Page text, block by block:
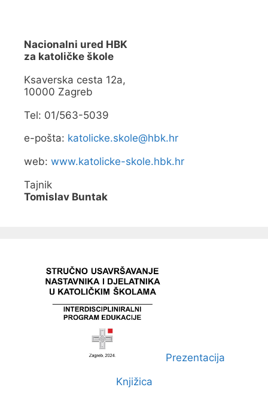
r
u
)
o
v
o
m
r
o
z
r
u
Nacionalni ured HBK
za katoličke škole
Ksaverska cesta 12a,
10000 Zagreb
Tel: 01/563-5039
e-pošta: katolicke.skole@hbk.hr
web: www.katolicke-skole.hbk.hr
Tajnik
Tomislav Buntak
Prezentacija
Knjižica